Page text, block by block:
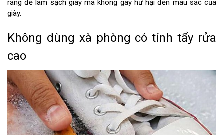
răng để làm sạch giày mà không gây hư hại đến màu sắc của
giày.
Không dùng xà phòng có tính tẩy rửa
cao